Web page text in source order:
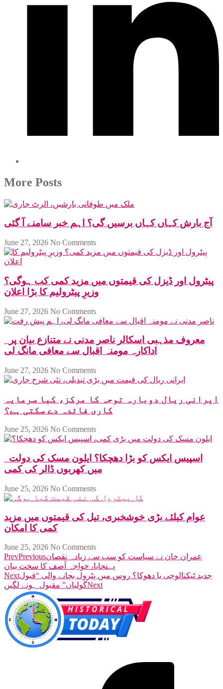
More Posts
آج بارش کہاں کہاں برسیں گی؟ اہم خبر سامنے آ گئی
June 27, 2026 No Comments
پیٹرول اور ڈیزل کی قیمتوں میں مزید کمی کب ہوگی؟
وزیرِ پیٹرولیم کا بڑا اعلان
June 27, 2026 No Comments
اداکارہ مومنہ اقبال سے معافی مانگ لی
June 27, 2026 No Comments
ایرانی ریال دوبارہ توجہ کا مرکز، کیا سرمایہ
کاری فائدہ دے سکتی ہے؟
June 25, 2026 No Comments
میں کھربوں ڈالر کی کمی
June 25, 2026 No Comments
عوام کیلئے بڑی خوشخبری، تیل کی قیمتوں میں مزید
کمی کا امکان
June 25, 2026 No Comments
PrevPreviousعمران خان نے سیاست کو سب سے زیادہ نقصان
پہنچایا، خواجہ آصف کا سخت بیان
Nextجدید ٹیکنالوجی یا دھوکا؟ روس میں پٹرول بچانے والی “فیول
گولیاں” مقبول ہونے لگیںNext